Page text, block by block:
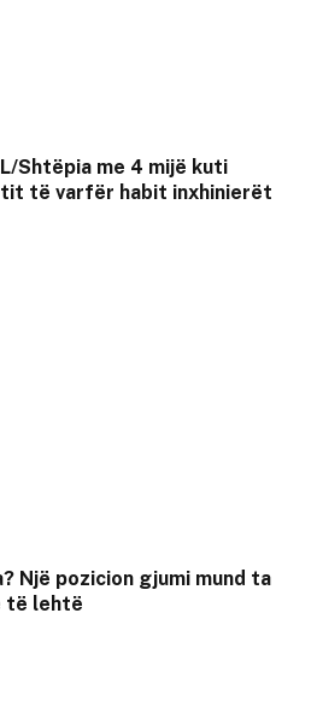
Shtëpia me 4 mijë kuti
të varfër habit inxhinierët
Një pozicion gjumi mund ta
të lehtë